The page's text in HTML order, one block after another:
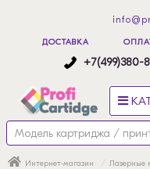
ДОСТАВКА
+7(499)380-
Интернет-магазин Лазерные